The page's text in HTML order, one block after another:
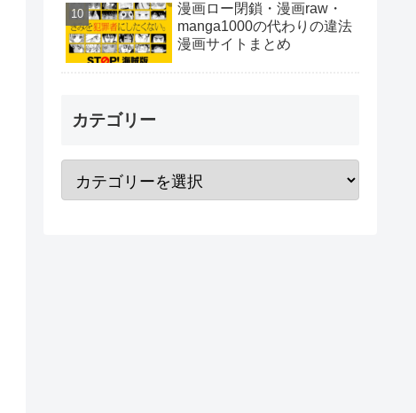
漫画ロー閉鎖・漫画raw・
manga1000の代わりの違法
漫画サイトまとめ
カテゴリー